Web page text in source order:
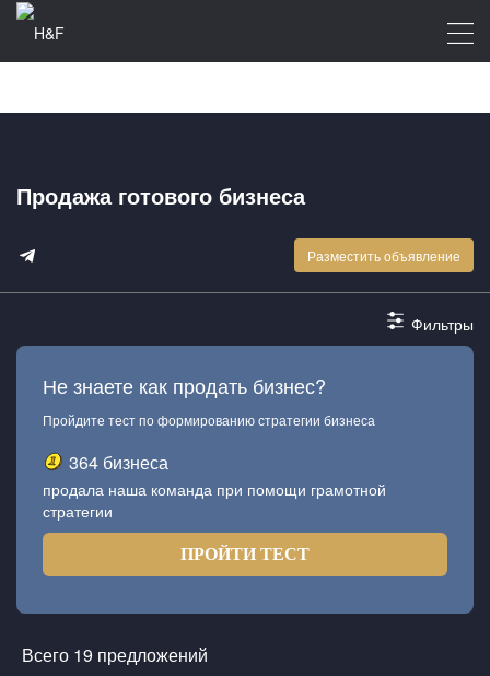
Продажа готового бизнеса
Разместить объявление
Фильтры
Не знаете как продать бизнес?
Пройдите тест по формированию стратегии бизнеса
364 бизнеса
продала наша команда при помощи грамотной
стратегии
ПРОЙТИ ТЕСТ
Всего 19 предложений